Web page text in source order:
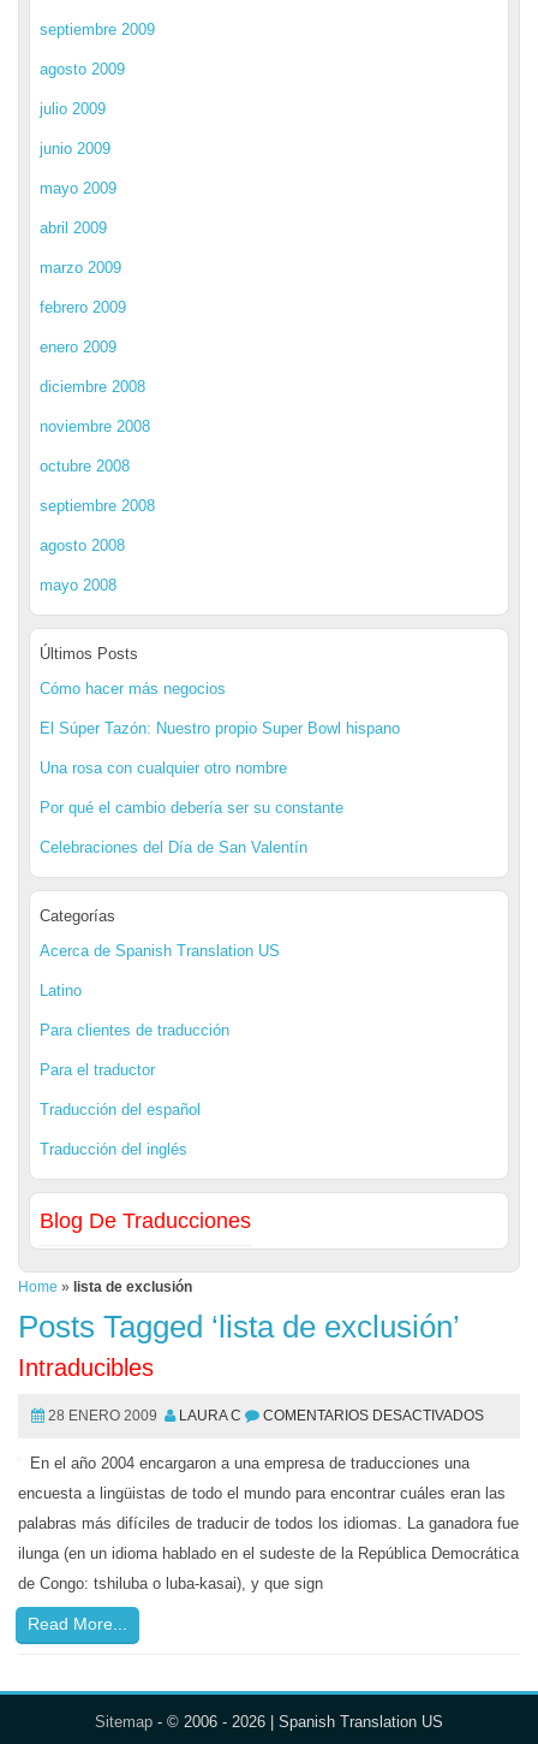
septiembre 2009
agosto 2009
julio 2009
junio 2009
mayo 2009
abril 2009
marzo 2009
febrero 2009
enero 2009
diciembre 2008
noviembre 2008
octubre 2008
septiembre 2008
agosto 2008
mayo 2008
Últimos Posts
Cómo hacer más negocios
El Súper Tazón: Nuestro propio Super Bowl hispano
Una rosa con cualquier otro nombre
Por qué el cambio debería ser su constante
Celebraciones del Día de San Valentín
Categorías
Acerca de Spanish Translation US
Latino
Para clientes de traducción
Para el traductor
Traducción del español
Traducción del inglés
Blog De Traducciones
Home » lista de exclusión
Posts Tagged ‘lista de exclusión’
Intraducibles
28 ENERO 2009 LAURA C COMENTARIOS DESACTIVADOS
En el año 2004 encargaron a una empresa de traducciones una
encuesta a lingüistas de todo el mundo para encontrar cuáles eran las
palabras más difíciles de traducir de todos los idiomas. La ganadora fue
ilunga (en un idioma hablado en el sudeste de la República Democrática
de Congo: tshiluba o luba-kasai), y que sign
Read More...
Sitemap - © 2006 - 2026 | Spanish Translation US